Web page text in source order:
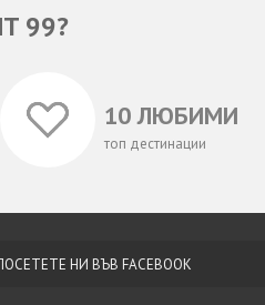
99?
10 ЛЮБИМИ
топ дестинации
НИ ВЪВ FACEBOOK